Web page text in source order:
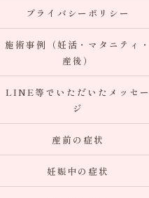
プライバシーポリシー
施術事例（妊活・マタニティ・
産後）
LINE等でいただいたメッセー
ジ
産前の症状
妊娠中の症状